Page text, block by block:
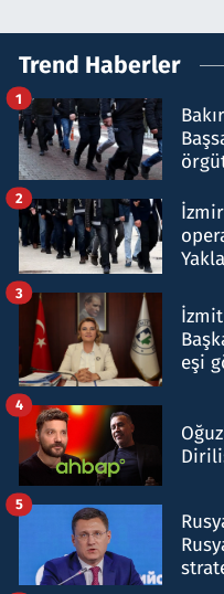
Trend Haberler
1
2
eşi
3
4
5